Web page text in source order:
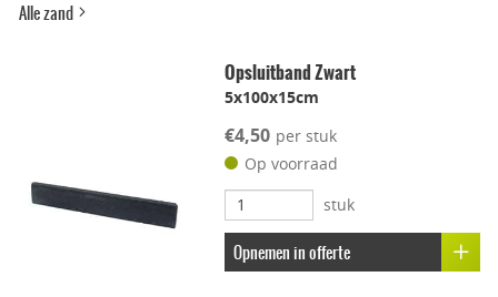
Alle zand
Opsluitband Zwart
5x100x15cm
€4,50 per stuk
Op voorraad
stuk
Opnemen in offerte